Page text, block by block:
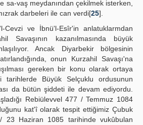
sa-vaş meydanından çekilmek isterken,
darbeleri ile can verdi[25].
Cevzi ve İbnü'l-Esîr'in anlatuklarmdan
Savaşının kazanılmasında büyük
Ancak Diyarbekir bölgesinin
onun Kurzahil Savaşı'na
gereken bir konu olarak ortaya
tarihlerde Büyük Selçuklu ordusunun
da bütün şiddeti ile devam ediyordu.
Rebiülevvel 477 / Temmuz 1084
kat'î olarak tespit ettiğimiz Çubuk
Haziran 1085 tarihinde vukûbulan